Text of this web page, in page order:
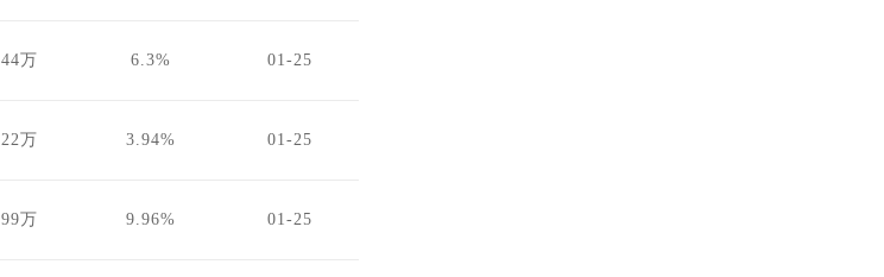
万 6.3% 01-25
万 3.94% 01-25
万 9.96% 01-25